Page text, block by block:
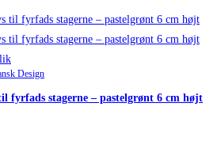
Design
fyrfads stagerne – pastelgrønt 6 cm højt